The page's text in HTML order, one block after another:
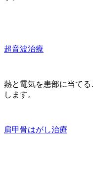
超音波治療
熱と電気を患部に当て
します。
肩甲骨はがし治療